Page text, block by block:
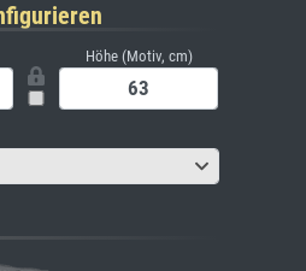
Höhe (Motiv, cm)